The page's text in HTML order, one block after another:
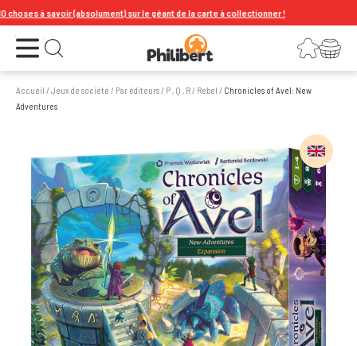
à savoir (absolument) sur le géant de la carte à collectionner !
Ouvrir le menu Ouvrir la recherche Connexion
Votre panier
Accueil /Jeux de société / Par éditeurs/ P , Q , R/ Rebel / Chronicles of Avel: New
Adventures